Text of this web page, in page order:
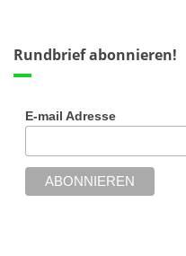
Rundbrief abonnieren!
E-mail Adresse